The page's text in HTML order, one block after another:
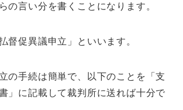
の言い分を書くことになります。
督促異議申立」といいます。
の手続は簡単で、以下のことを「支
」に記載して裁判所に送れば十分で